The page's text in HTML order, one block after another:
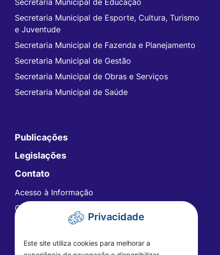
Secretaria Municipal de Educação
Secretaria Municipal de Esporte, Cultura, Turismo
e Juventude
Secretaria Municipal de Fazenda e Planejamento
Secretaria Municipal de Gestão
Secretaria Municipal de Obras e Serviços
Secretaria Municipal de Saúde
Publicações
Legislações
Contato
Acesso à Informação
Ouvidoria
Carta de Serviços
Telefones Úteis
Privacidade
Este site utiliza cookies para melhorar a